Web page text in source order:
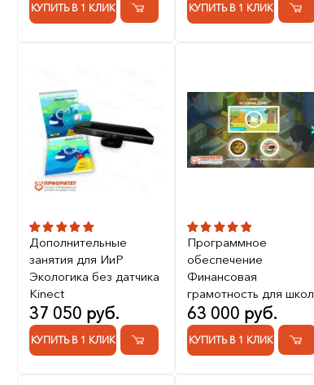
КУПИТЬ В 1 КЛИК КУПИТЬ В 1 КЛИК
Дополнительные
занятия для ИиР
Экологика без датчика
Kinect
37 050 руб.
КУПИТЬ В 1 КЛИК
Программное
обеспечение
Финансовая
грамотность для школ
63 000 руб.
КУПИТЬ В 1 КЛИК